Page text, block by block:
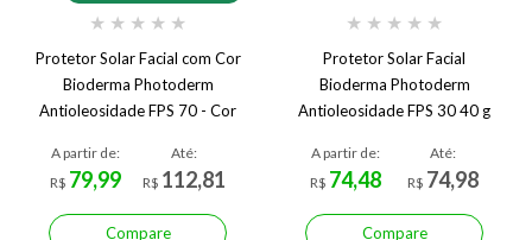
★ ★ ★ ★ ★
Protetor Solar Facial com Cor
Bioderma Photoderm
Antioleosidade FPS 70 - Cor
A partir de:
R$ 79,99
Até:
R$ 112,81
Compare
★ ★ ★ ★ ★
Protetor Solar Facial
Bioderma Photoderm
Antioleosidade FPS 30 40 g
A partir de:
R$ 74,48
Até:
R$ 74,98
Compare